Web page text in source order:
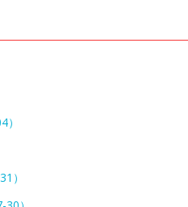
）